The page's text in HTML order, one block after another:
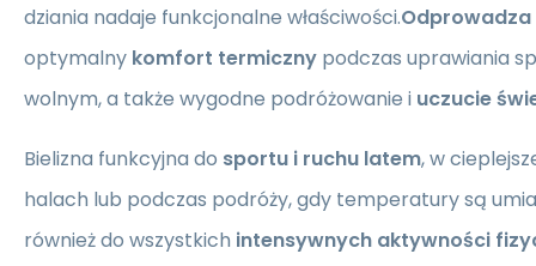
dziania nadaje funkcjonalne właściwości.
optymalny komfort termiczny podczas uprawiania
wolnym, a także wygodne podróżowanie i uczucie
Bielizna funkcyjna do sportu i ruchu latem, w
halach lub podczas podróży, gdy temperatury są
również do wszystkich intensywnych aktywności